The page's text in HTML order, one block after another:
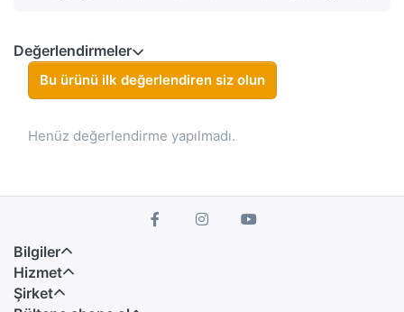
Değerlendirmeler
Bu ürünü ilk değerlendiren siz olun
Henüz değerlendirme yapılmadı.
Bilgiler
Hizmet
Şirket